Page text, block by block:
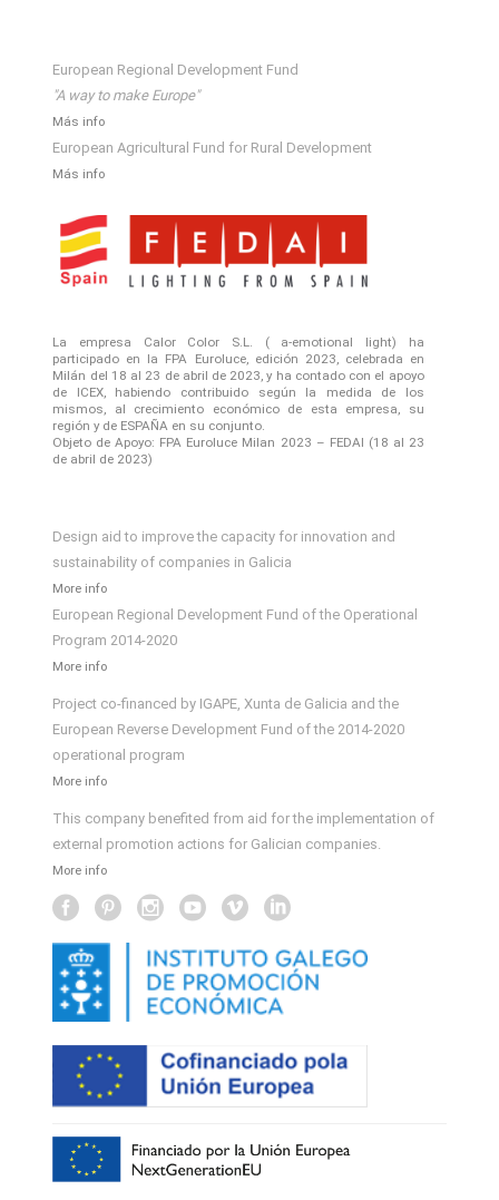
European Regional Development Fund
"A way to make Europe"
Más info
European Agricultural Fund for Rural Development
Más info
La empresa Calor Color S.L. ( a-emotional light) ha
participado en la FPA Euroluce, edición 2023, celebrada en
Milán del 18 al 23 de abril de 2023, y ha contado con el apoyo
de ICEX, habiendo contribuido según la medida de los
mismos, al crecimiento económico de esta empresa, su
región y de ESPAÑA en su conjunto.
Objeto de Apoyo: FPA Euroluce Milan 2023 – FEDAI (18 al 23
de abril de 2023)
Design aid to improve the capacity for innovation and
sustainability of companies in Galicia
More info
European Regional Development Fund of the Operational
Program 2014-2020
More info
Project co-financed by IGAPE, Xunta de Galicia and the
European Reverse Development Fund of the 2014-2020
operational program
More info
This company benefited from aid for the implementation of
external promotion actions for Galician companies.
More info